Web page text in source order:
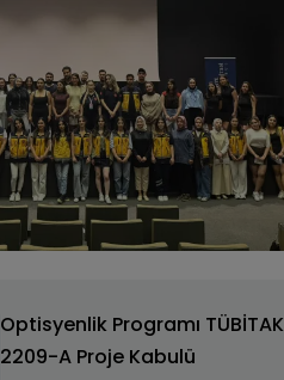
Optisyenlik Programı TÜBİTAK
2209-A Proje Kabulü